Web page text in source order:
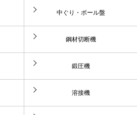
中ぐり・ボール盤
鋼材切断機
鍛圧機
溶接機